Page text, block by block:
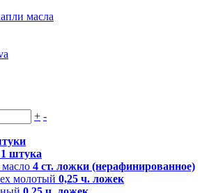
масла
+ -
1 штука
4 ст. ложки (нерафинированное)
молотый 0,25 ч. ложек